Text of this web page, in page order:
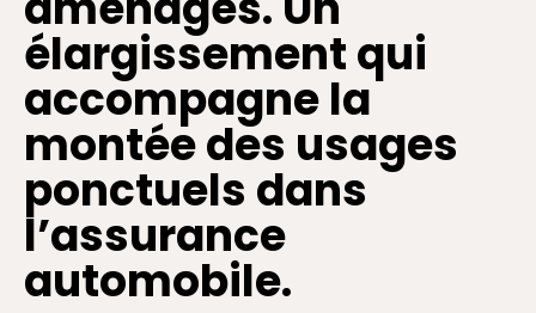
élargissement qui
accompagne la
montée des usages
ponctuels dans
l’assurance
automobile.